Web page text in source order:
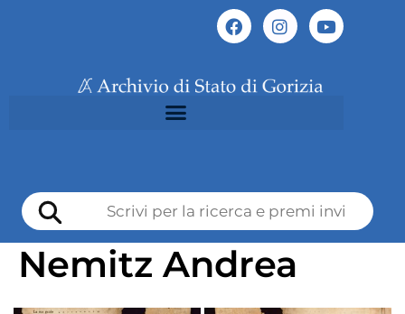
Nemitz Andrea